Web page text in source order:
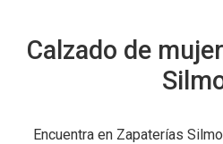
Calzado de
Encuentra en Zapaterías